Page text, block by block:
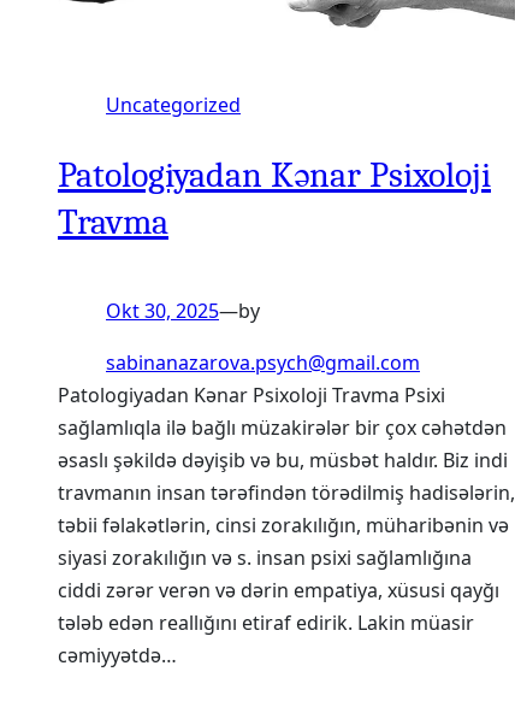
Uncategorized
Patologiyadan Kənar Psixoloji
Travma
Okt 30, 2025—by
sabinanazarova.psych@gmail.com
Patologiyadan Kənar Psixoloji Travma Psixi
sağlamlıqla ilə bağlı müzakirələr bir çox cəhətdən
əsaslı şəkildə dəyişib və bu, müsbət haldır. Biz indi
travmanın insan tərəfindən törədilmiş hadisələrin,
təbii fəlakətlərin, cinsi zorakılığın, müharibənin və
siyasi zorakılığın və s. insan psixi sağlamlığına
ciddi zərər verən və dərin empatiya, xüsusi qayğı
tələb edən reallığını etiraf edirik. Lakin müasir
cəmiyyətdə…